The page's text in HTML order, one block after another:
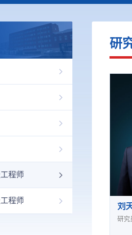
程师
程师
研
刘
研究